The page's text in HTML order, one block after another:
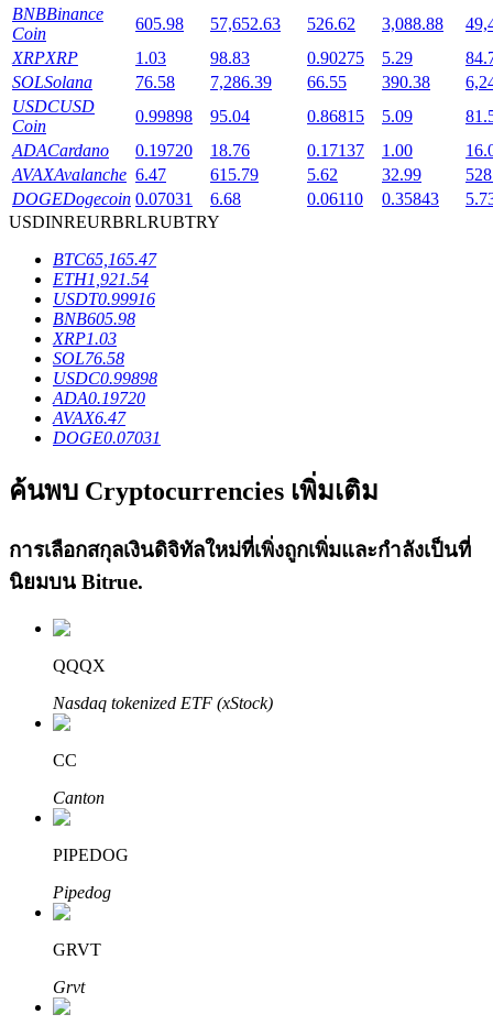
การลงทุนพิเศษสำหรับผู้ถือ BTR
บริการยืมเงินที่ได้รับการสนับสนุนจาก Crypto
คว้าผลกำไรระยะยาวและผลประโยชน์ที่ยืดหยุ่น
เรียนรู้ Staking
เรียนรู้เกี่ยวกับการสร้างรายได้แบบพาสซีฟ
Bitrue
BNBBinance
Coin
605.98 57,652.63 526.62 3,088.88
XRPXRP 1.03 98.83 0.90275 5.29
SOLSolana 76.58 7,286.39 66.55 390.38
USDCUSD
Coin
0.99898 95.04 0.86815 5.09
ADACardano 0.19720 18.76 0.17137 1.00
AVAXAvalanche 6.47 615.79 5.62 32.99
DOGEDogecoin 0.07031 6.68 0.06110 0.35843
USDINREURBRLRUBTRY
BTC65,165.47
ETH1,921.54
USDT0.99916
BNB605.98
XRP1.03
SOL76.58
USDC0.99898
ADA0.19720
AVAX6.47
DOGE0.07031
ค้นพบ Cryptocurrencies เพิ่มเติม
การเลือกสกุลเงินดิจิทัลใหม่ที่เพิ่งถูกเพิ่มและกำลังเป็นที่
นิยมบน Bitrue.
QQQX
Nasdaq tokenized ETF (xStock)
CC
Canton
PIPEDOG
Pipedog
GRVT
Grvt